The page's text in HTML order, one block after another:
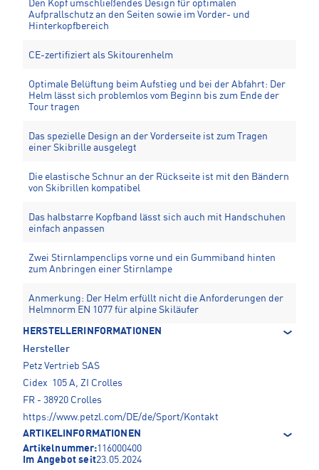
Den Kopf umschließendes Design für optimalen
Aufprallschutz an den Seiten sowie im Vorder- und
Hinterkopfbereich
CE-zertifiziert als Skitourenhelm
Optimale Belüftung beim Aufstieg und bei der Abfahrt: Der
Helm lässt sich problemlos vom Beginn bis zum Ende der
Tour tragen
Das spezielle Design an der Vorderseite ist zum Tragen
einer Skibrille ausgelegt
Die elastische Schnur an der Rückseite ist mit den Bändern
von Skibrillen kompatibel
Das halbstarre Kopfband lässt sich auch mit Handschuhen
einfach anpassen
Zwei Stirnlampenclips vorne und ein Gummiband hinten
zum Anbringen einer Stirnlampe
Anmerkung: Der Helm erfüllt nicht die Anforderungen der
Helmnorm EN 1077 für alpine Skiläufer
HERSTELLERINFORMATIONEN
Hersteller
Petz Vertrieb SAS
Cidex 105 A, ZI Crolles
FR - 38920 Crolles
https://www.petzl.com/DE/de/Sport/Kontakt
ARTIKELINFORMATIONEN
Artikelnummer:116000400
Im Angebot seit23.05.2024